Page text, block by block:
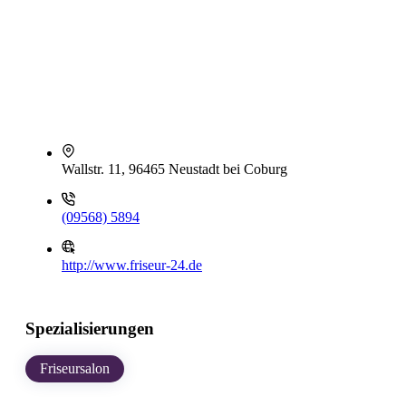
Wallstr. 11, 96465 Neustadt bei Coburg
(09568) 5894
http://www.friseur-24.de
Spezialisierungen
Friseursalon